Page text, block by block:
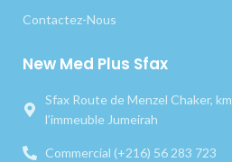
Contactez-Nous
New Med Plus Sfax
Sfax Route de Menzel Chaker,
l’immeuble Jumeirah
Commercial (+216) 56 283 723